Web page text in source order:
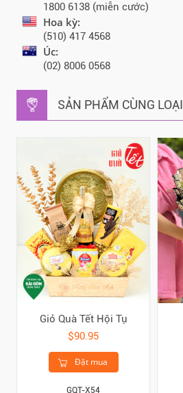
1800 6138 (miễn cước)
Hoa kỳ:
(510) 417 4568
Úc:
(02) 8006 0568
SẢN PHẨM CÙNG LOẠI
Giỏ Quà Tết Hội Tụ
$90.95
Đặt mua
GQT-X54